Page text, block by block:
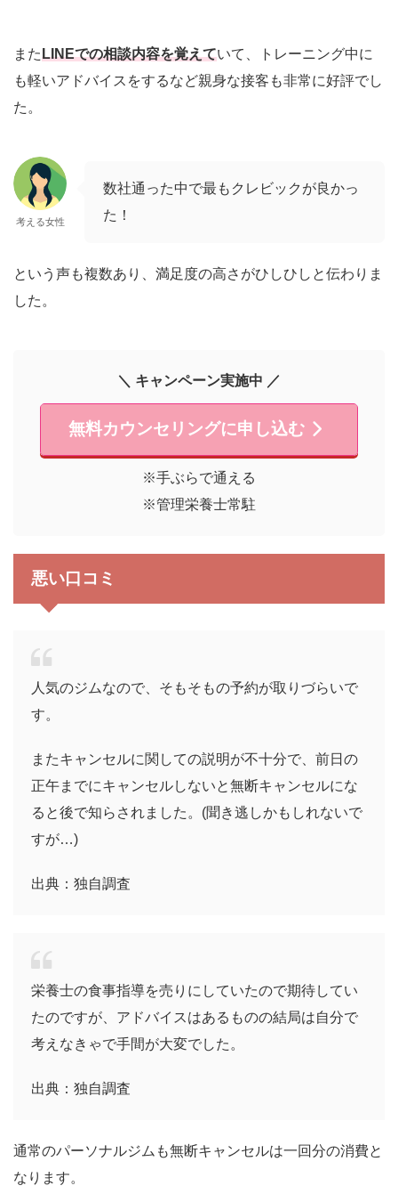
またLINEでの相談内容を覚えていて、トレーニング中に
も軽いアドバイスをするなど親身な接客も非常に好評でし
た。
考える女性
数社通った中で最もクレビックが良かっ
た！
という声も複数あり、満足度の高さがひしひしと伝わりま
した。
＼ キャンペーン実施中 ／
無料カウンセリングに申し込む
※手ぶらで通える
※管理栄養士常駐
悪い口コミ
人気のジムなので、そもそもの予約が取りづらいで
す。
またキャンセルに関しての説明が不十分で、前日の
正午までにキャンセルしないと無断キャンセルにな
ると後で知らされました。(聞き逃しかもしれないで
すが…)
出典：独自調査
栄養士の食事指導を売りにしていたので期待してい
たのですが、アドバイスはあるものの結局は自分で
考えなきゃで手間が大変でした。
出典：独自調査
通常のパーソナルジムも無断キャンセルは一回分の消費と
なります。